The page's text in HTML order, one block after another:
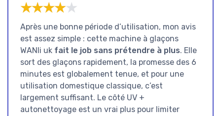
★★★★★
★★★★★
Après une bonne période d’utilisation, mon avis
est assez simple : cette machine à glaçons
WANli uk fait le job sans prétendre à plus. Elle
sort des glaçons rapidement, la promesse des 6
minutes est globalement tenue, et pour une
utilisation domestique classique, c’est
largement suffisant. Le côté UV +
autonettoyage est un vrai plus pour limiter